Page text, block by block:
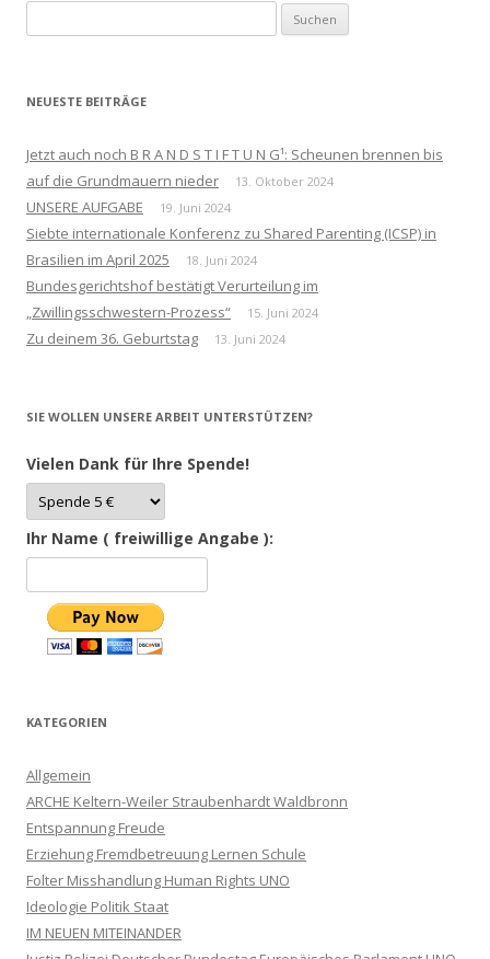
nach:
NEUESTE BEITRÄGE
Jetzt auch noch B R A N D S T I F T U N G¹: Scheunen brennen bis
auf die Grundmauern nieder
13. Oktober 2024
UNSERE AUFGABE 19. Juni 2024
Siebte internationale Konferenz zu Shared Parenting (ICSP) in
Brasilien im April 2025
18. Juni 2024
Bundesgerichtshof bestätigt Verurteilung im
„Zwillingsschwestern-Prozess“
15. Juni 2024
Zu deinem 36. Geburtstag 13. Juni 2024
SIE WOLLEN UNSERE ARBEIT UNTERSTÜTZEN?
Vielen Dank für Ihre Spende!
Ihr Name ( freiwillige Angabe ):
KATEGORIEN
Allgemein
ARCHE Keltern-Weiler Straubenhardt Waldbronn
Entspannung Freude
Erziehung Fremdbetreuung Lernen Schule
Folter Misshandlung Human Rights UNO
Ideologie Politik Staat
IM NEUEN MITEINANDER